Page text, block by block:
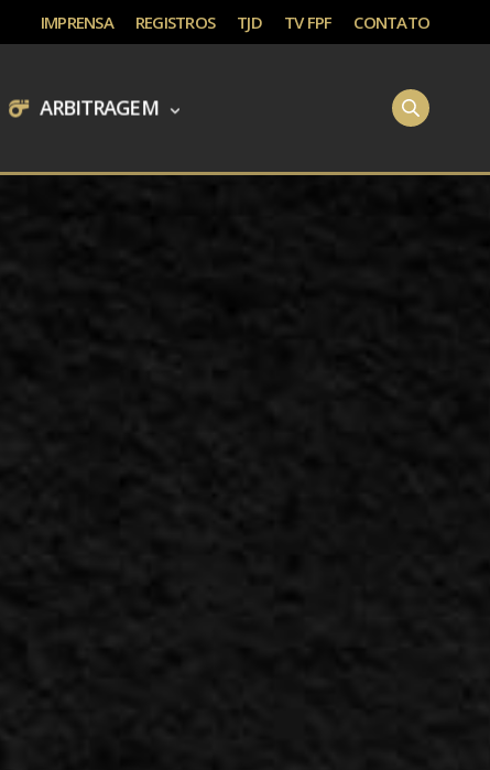
IMPRENSA REGISTROS TJD TV FPF CONTATO
ARBITRAGEM